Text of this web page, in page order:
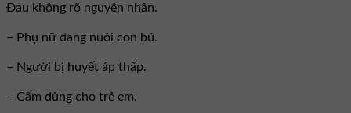
Ðau không rõ nguyên nhân.
– Phụ nữ đang nuôi con bú.
– Người bị huyết áp thấp.
– Cấm dùng cho trẻ em.